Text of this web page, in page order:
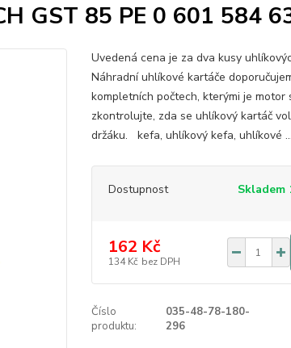
GST 85 PE 0 601 584
Uvedená cena je za dva kusy
Náhradní uhlíkové kartáče
kompletních počtech, kterými je motor
zkontrolujte, zda se uhlíkový kartáč
držáku. kefa, uhlíkový kefa, uhlíkové ...
Dostupnost Skladem
162 Kč
134 Kč bez DPH
Číslo
produktu:
035-48-78-180-
296